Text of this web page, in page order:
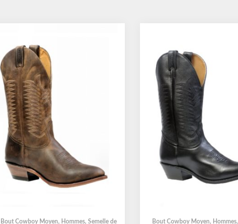
Bout Cowboy Moyen, Hommes, Semelle de
Bout Cowboy Moyen, Hommes,